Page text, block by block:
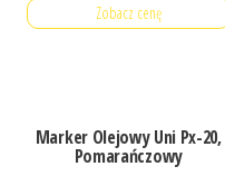
Zobacz cenę
Marker Olejowy Uni Px-20,
Pomarańczowy